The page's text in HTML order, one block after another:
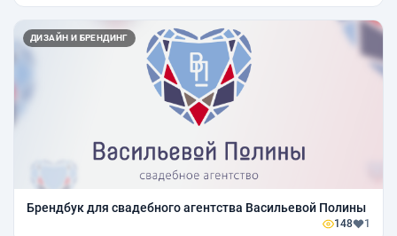
ДИЗАЙН И БРЕНДИНГ
Брендбук для свадебного агентства Васильевой Полины
148 1